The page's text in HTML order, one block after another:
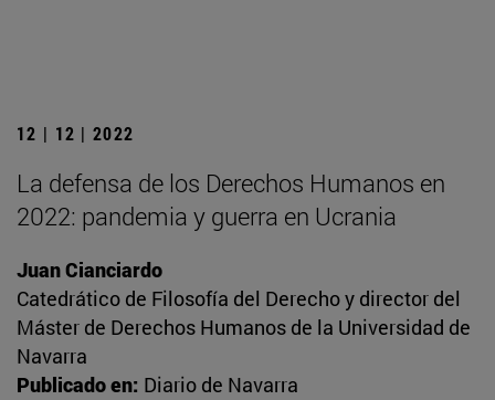
12 | 12 | 2022
La defensa de los Derechos Humanos en
2022: pandemia y guerra en Ucrania
Juan Cianciardo
Catedrático de Filosofía del Derecho y director del
Máster de Derechos Humanos de la Universidad de
Navarra
Publicado en: Diario de Navarra